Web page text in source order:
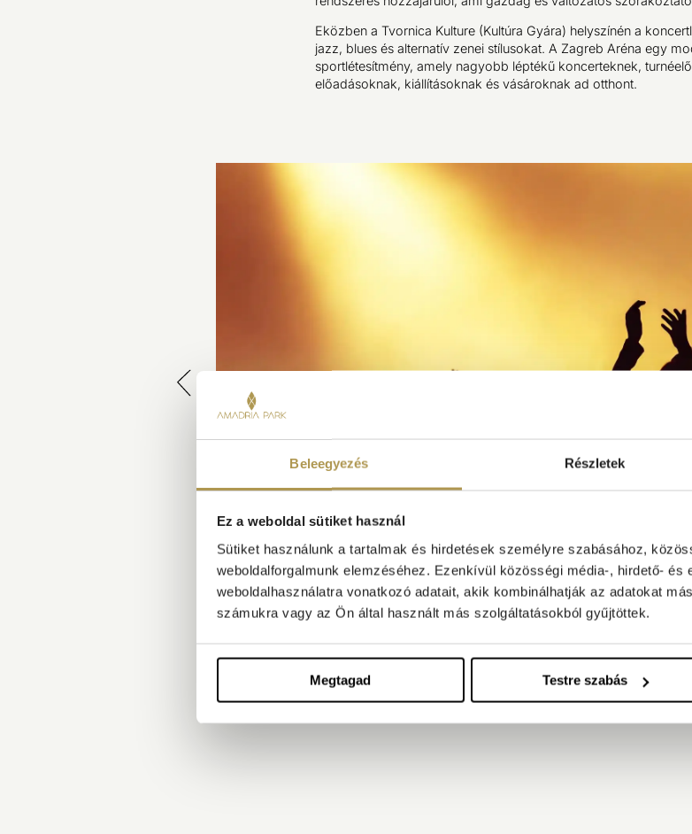
Beleegyezés Részletek
Ez a weboldal sütiket használ
Sütiket használunk a tartalmak és hirdetések személyre szabásához,
weboldalforgalmunk elemzéséhez. Ezenkívül közösségi média-, hirdető-
weboldalhasználatra vonatkozó adatait, akik kombinálhatják az adatokat
számukra vagy az Ön által használt más szolgáltatásokból gyűjtöttek.
Megtagad Testre szabás
Eközben a Tvornica Kulture (Kultúra Gyára) helyszínén a
jazz, blues és alternatív zenei stílusokat. A Zagreb Aréna egy
sportlétesítmény, amely nagyobb léptékű koncerteknek,
előadásoknak, kiállításoknak és vásároknak ad otthont.